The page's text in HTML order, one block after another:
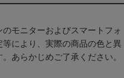
モニターおよびスマートフォ
により、実際の商品の色と異
あらかじめご了承ください。